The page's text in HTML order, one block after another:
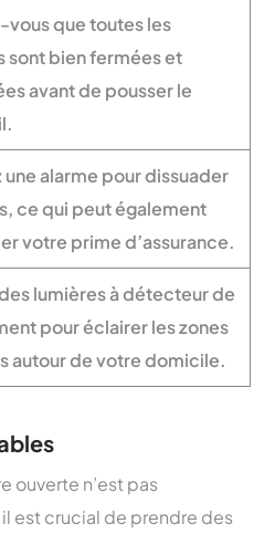
vous que toutes les
sont bien fermées et
avant de pousser le
une alarme pour dissuader
ce qui peut également
votre prime d’assurance.
lumières à détecteur de
pour éclairer les zones
autour de votre domicile.
ouverte n’est pas
est crucial de prendre des